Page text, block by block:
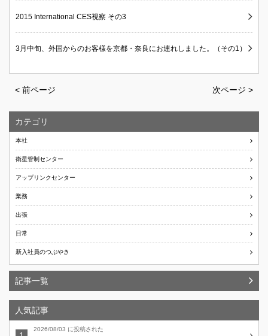
2015 International CES視察 その3
3月中旬、外国からのお客様を京都・奈良にお連れしました。（その1）
< 前ページ 次ページ >
カテゴリ
本社
衛星管制センター
アップリンクセンター
業務
出張
日常
新入社員のつぶやき
記事一覧
人気記事
2026/08/03 に投稿された